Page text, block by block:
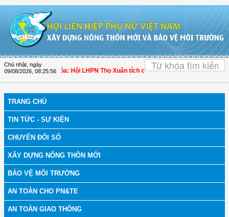
Chủ nhật, ngày
09/08/2026 08:25:57
bệnh | Thanh Hóa: Hội LHPN Thọ Xuân tích cực góp phần nâng cao tỷ lệ
TRANG CHỦ
TIN TỨC - SỰ KIỆN
CHUYỂN ĐỔI SỐ
XÂY DỰNG NÔNG THÔN MỚI
BẢO VỆ MÔI TRƯỜNG
AN TOÀN CHO PN&TE
AN TOÀN GIAO THÔNG
OK